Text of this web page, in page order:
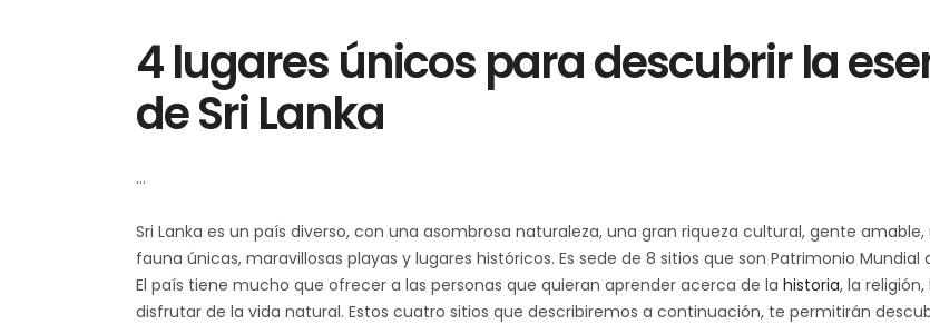
4 lugares únicos para descubrir la
de Sri Lanka
Sri Lanka es un país diverso, con una asombrosa naturaleza, una gran riqueza cultural, gente
fauna únicas, maravillosas playas y lugares históricos. Es sede de 8 sitios que son Patrimonio Mundial
El país tiene mucho que ofrecer a las personas que quieran aprender acerca de la historia, la
disfrutar de la vida natural. Estos cuatro sitios que describiremos a continuación, te permitirán